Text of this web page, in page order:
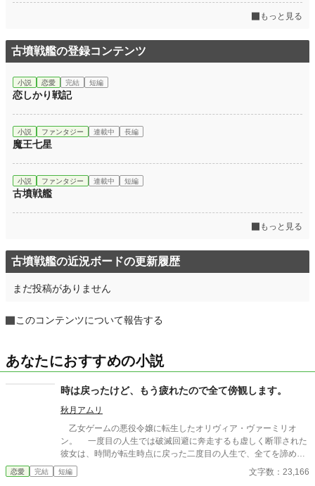
週間ポイント 0 pt (228,589 位)
年間ポイント 242 pt (121,645 位)
累計ポイント 242 pt (227,851 位)
もっと見る
古墳戦艦の登録コンテンツ
小説 恋愛 完結 短編
恋しかり戦記
小説 ファンタジー 連載中 長編
魔王七星
小説 ファンタジー 連載中 短編
古墳戦艦
もっと見る
古墳戦艦の近況ボードの更新履歴
まだ投稿がありません
このコンテンツについて報告する
あなたにおすすめの小説
時は戻ったけど、もう疲れたので全て傍観します。
秋月アムリ
乙女ゲームの悪役令嬢に転生したオリヴィア・ヴァーミリオ
ン。 一度目の人生では破滅回避に奔走するも虚しく断罪された
彼女は、時間が転生時点に戻った二度目の人生で、全てを諦めて
いた。 もう疲れた。どうせ無駄なら、せめて断罪の日まで穏や
かに眠って過ごしたい──そう願い、積極的に引きこもり傍観を決
恋愛 完結 短編 文字数：23,166